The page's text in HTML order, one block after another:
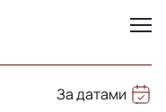
За датами